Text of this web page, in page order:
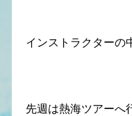
インストラクターの
先週は熱海ツアーへ